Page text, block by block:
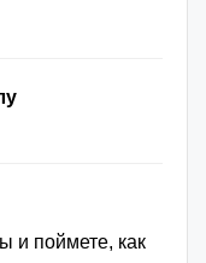
и поймете, как